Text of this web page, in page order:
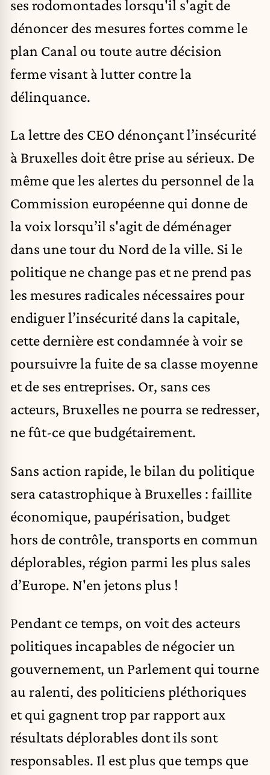
ses rodomontades lorsqu'il s'agit de
dénoncer des mesures fortes comme le
plan Canal ou toute autre décision
ferme visant à lutter contre la
délinquance.
La lettre des CEO dénonçant l’insécurité
à Bruxelles doit être prise au sérieux. De
même que les alertes du personnel de la
Commission européenne qui donne de
la voix lorsqu’il s'agit de déménager
dans une tour du Nord de la ville. Si le
politique ne change pas et ne prend pas
les mesures radicales nécessaires pour
endiguer l’insécurité dans la capitale,
cette dernière est condamnée à voir se
poursuivre la fuite de sa classe moyenne
et de ses entreprises. Or, sans ces
acteurs, Bruxelles ne pourra se redresser,
ne fût-ce que budgétairement.
Sans action rapide, le bilan du politique
sera catastrophique à Bruxelles : faillite
économique, paupérisation, budget
hors de contrôle, transports en commun
déplorables, région parmi les plus sales
d’Europe. N'en jetons plus !
Pendant ce temps, on voit des acteurs
politiques incapables de négocier un
gouvernement, un Parlement qui tourne
au ralenti, des politiciens pléthoriques
et qui gagnent trop par rapport aux
résultats déplorables dont ils sont
responsables. Il est plus que temps que